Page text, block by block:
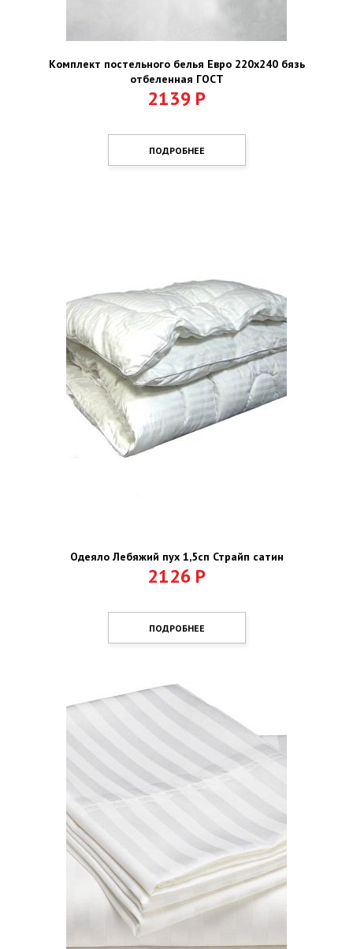
Комплект постельного белья Евро 220х240 бязь
отбеленная ГОСТ
2139 Р
ПОДРОБНЕЕ
Одеяло Лебяжий пух 1,5сп Страйп сатин
2126 Р
ПОДРОБНЕЕ